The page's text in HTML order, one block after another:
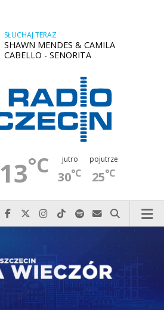
SŁUCHAJ TERAZ
SHAWN MENDES & CAMILA
CABELLO - SENORITA
13°C jutro
30°C
pojutrze
25°C
Najlepiej po prostu do nas zadzwoń
Odwiedź nas na Facebook-u
Odwiedź nas na X
Odwiedź nas na Instagram-ie
Odwiedź nas na TikTok-u
Szukaj nas na Spotify
Wyślij do nas
Szukaj